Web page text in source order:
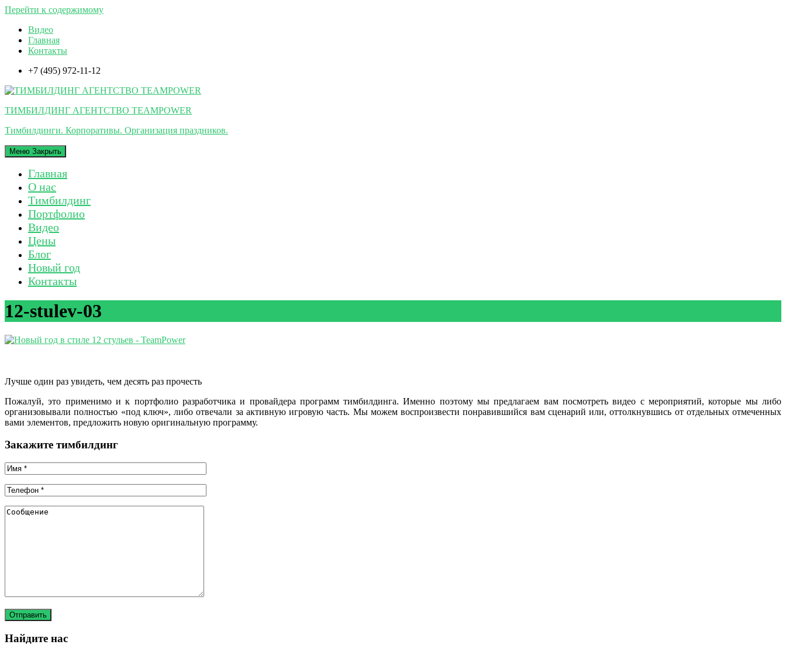
Перейти к содержимому
Видео
Главная
Контакты
+7 (495) 972-11-12
ТИМБИЛДИНГ АГЕНТСТВО TEAMPOWER
Тимбилдинги. Корпоративы. Организация праздников.
Меню Закрыть
Главная
О нас
Тимбилдинг
Портфолио
Видео
Цены
Блог
Новый год
Контакты
12-stulev-03
Лучше один раз увидеть, чем десять раз прочесть
Пожалуй, это применимо и к портфолио разработчика и провайдера программ тимбилдинга. Именно поэтому мы предлагаем вам посмотреть видео с мероприятий, которые мы либо
организовывали полностью «под ключ», либо отвечали за активную игровую часть. Мы можем воспроизвести понравившийся вам сценарий или, оттолкнувшись от отдельных отмеченных
вами элементов, предложить новую оригинальную программу.
Закажите тимбилдинг
Найдите нас